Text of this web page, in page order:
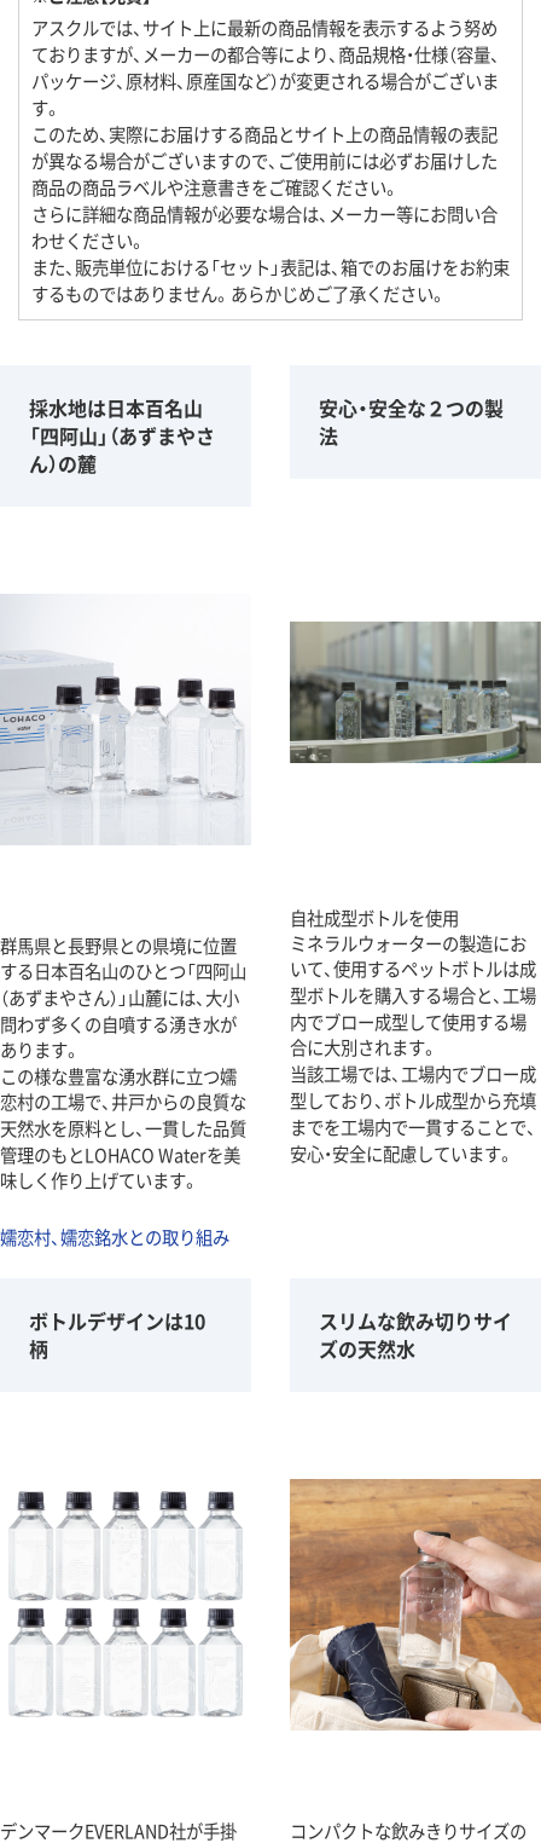
アスクルでは、サイト上に最新の商品情報を表示するよう努め
ておりますが、メーカーの都合等により、商品規格・仕様（容量、
パッケージ、原材料、原産国など）が変更される場合がございま
す。
このため、実際にお届けする商品とサイト上の商品情報の表記
が異なる場合がございますので、ご使用前には必ずお届けした
商品の商品ラベルや注意書きをご確認ください。
さらに詳細な商品情報が必要な場合は、メーカー等にお問い合
わせください。
また、販売単位における「セット」表記は、箱でのお届けをお約束
するものではありません。あらかじめご了承ください。
採水地は日本百名山
「四阿山」（あずまやさ
ん）の麓
群馬県と長野県との県境に位置
する日本百名山のひとつ「四阿山
（あずまやさん）」山麓には、大小
問わず多くの自噴する湧き水が
あります。
この様な豊富な湧水群に立つ嬬
恋村の工場で、井戸からの良質な
天然水を原料とし、一貫した品質
管理のもとLOHACO Waterを美
味しく作り上げています。
嬬恋村、嬬恋銘水との取り組み
安心・安全な２つの製
法
自社成型ボトルを使用
ミネラルウォーターの製造にお
いて、使用するペットボトルは成
型ボトルを購入する場合と、工場
内でブロー成型して使用する場
合に大別されます。
当該工場では、工場内でブロー成
型しており、ボトル成型から充填
までを工場内で一貫することで、
安心・安全に配慮しています。
ボトルデザインは10
柄
デンマークEVERLAND社が手掛
スリムな飲み切りサイ
ズの天然水
コンパクトな飲みきりサイズの